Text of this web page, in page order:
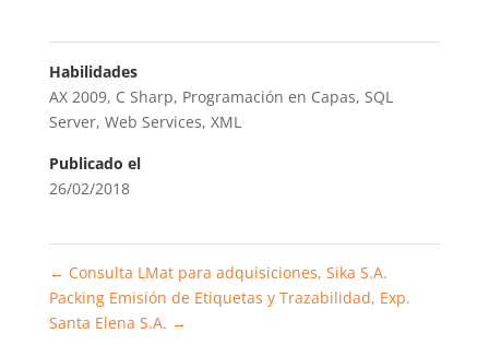
Habilidades
AX 2009, C Sharp, Programación en Capas, SQL
Server, Web Services, XML
Publicado el
26/02/2018
← Consulta LMat para adquisiciones, Sika S.A.
Packing Emisión de Etiquetas y Trazabilidad, Exp.
Santa Elena S.A. →